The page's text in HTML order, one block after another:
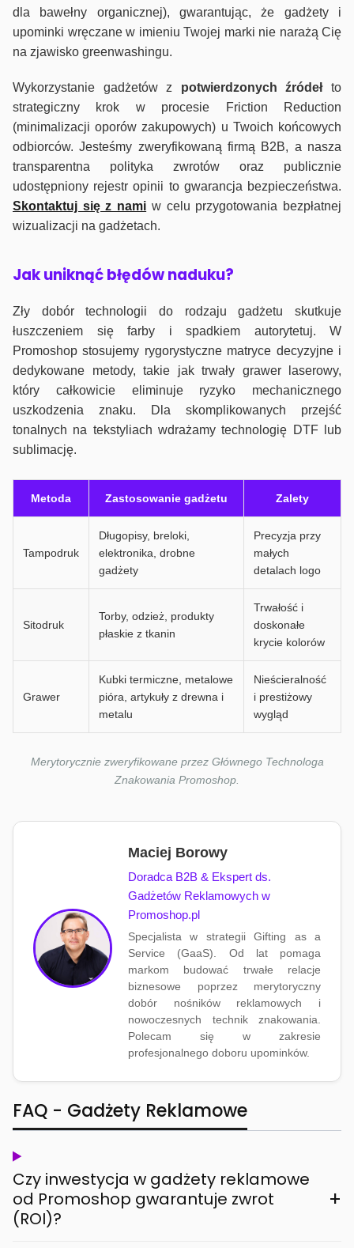
dla bawełny organicznej), gwarantując, że gadżety i
upominki wręczane w imieniu Twojej marki nie narażą Cię
na zjawisko greenwashingu.
Wykorzystanie gadżetów z potwierdzonych źródełto
strategiczny krok w procesie Friction Reduction
(minimalizacji oporów zakupowych) u Twoich końcowych
odbiorców. Jesteśmy zweryfikowaną firmą B2B, a nasza
transparentna polityka zwrotów oraz publicznie
udostępniony rejestr opinii to gwarancja bezpieczeństwa.
Skontaktuj się z nami w celu przygotowania bezpłatnej
wizualizacji na gadżetach.
Jak uniknąć błędów naduku?
Zły dobór technologii do rodzaju gadżetu skutkuje
łuszczeniem się farby i spadkiem autorytetuj. W
Promoshop stosujemy rygorystyczne matryce decyzyjne i
dedykowane metody, takie jak trwały grawer laserowy,
który całkowicie eliminuje ryzyko mechanicznego
uszkodzenia znaku. Dla skomplikowanych przejść
tonalnych na tekstyliach wdrażamy technologię DTF lub
sublimację.
Metoda Zastosowanie gadżetu Zalety
Tampodruk
Długopisy, breloki,
elektronika, drobne
gadżety
Precyzja przy
małych
detalach logo
Sitodruk
Torby, odzież, produkty
płaskie z tkanin
Trwałość i
doskonałe
krycie kolorów
Grawer
Kubki termiczne, metalowe
pióra, artykuły z drewna i
metalu
Nieścieralność
i prestiżowy
wygląd
Merytorycznie zweryfikowane przez Głównego Technologa
Znakowania Promoshop.
Maciej Borowy
Doradca B2B & Ekspert ds.
Gadżetów Reklamowych w
Promoshop.pl
Specjalista w strategii Gifting as a
Service (GaaS). Od lat pomaga
markom budować trwałe relacje
biznesowe poprzez merytoryczny
dobór nośników reklamowych i
nowoczesnych technik znakowania.
Polecam się w zakresie
profesjonalnego doboru upominków.
FAQ - Gadżety Reklamowe
Czy inwestycja w gadżety reklamowe
od Promoshop gwarantuje zwrot
(ROI)?
+